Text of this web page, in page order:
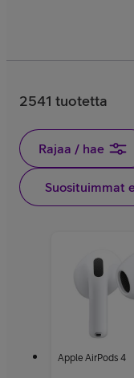
2541 tuotetta
Rajaa / hae
Suosituimmat
Apple AirPods 4